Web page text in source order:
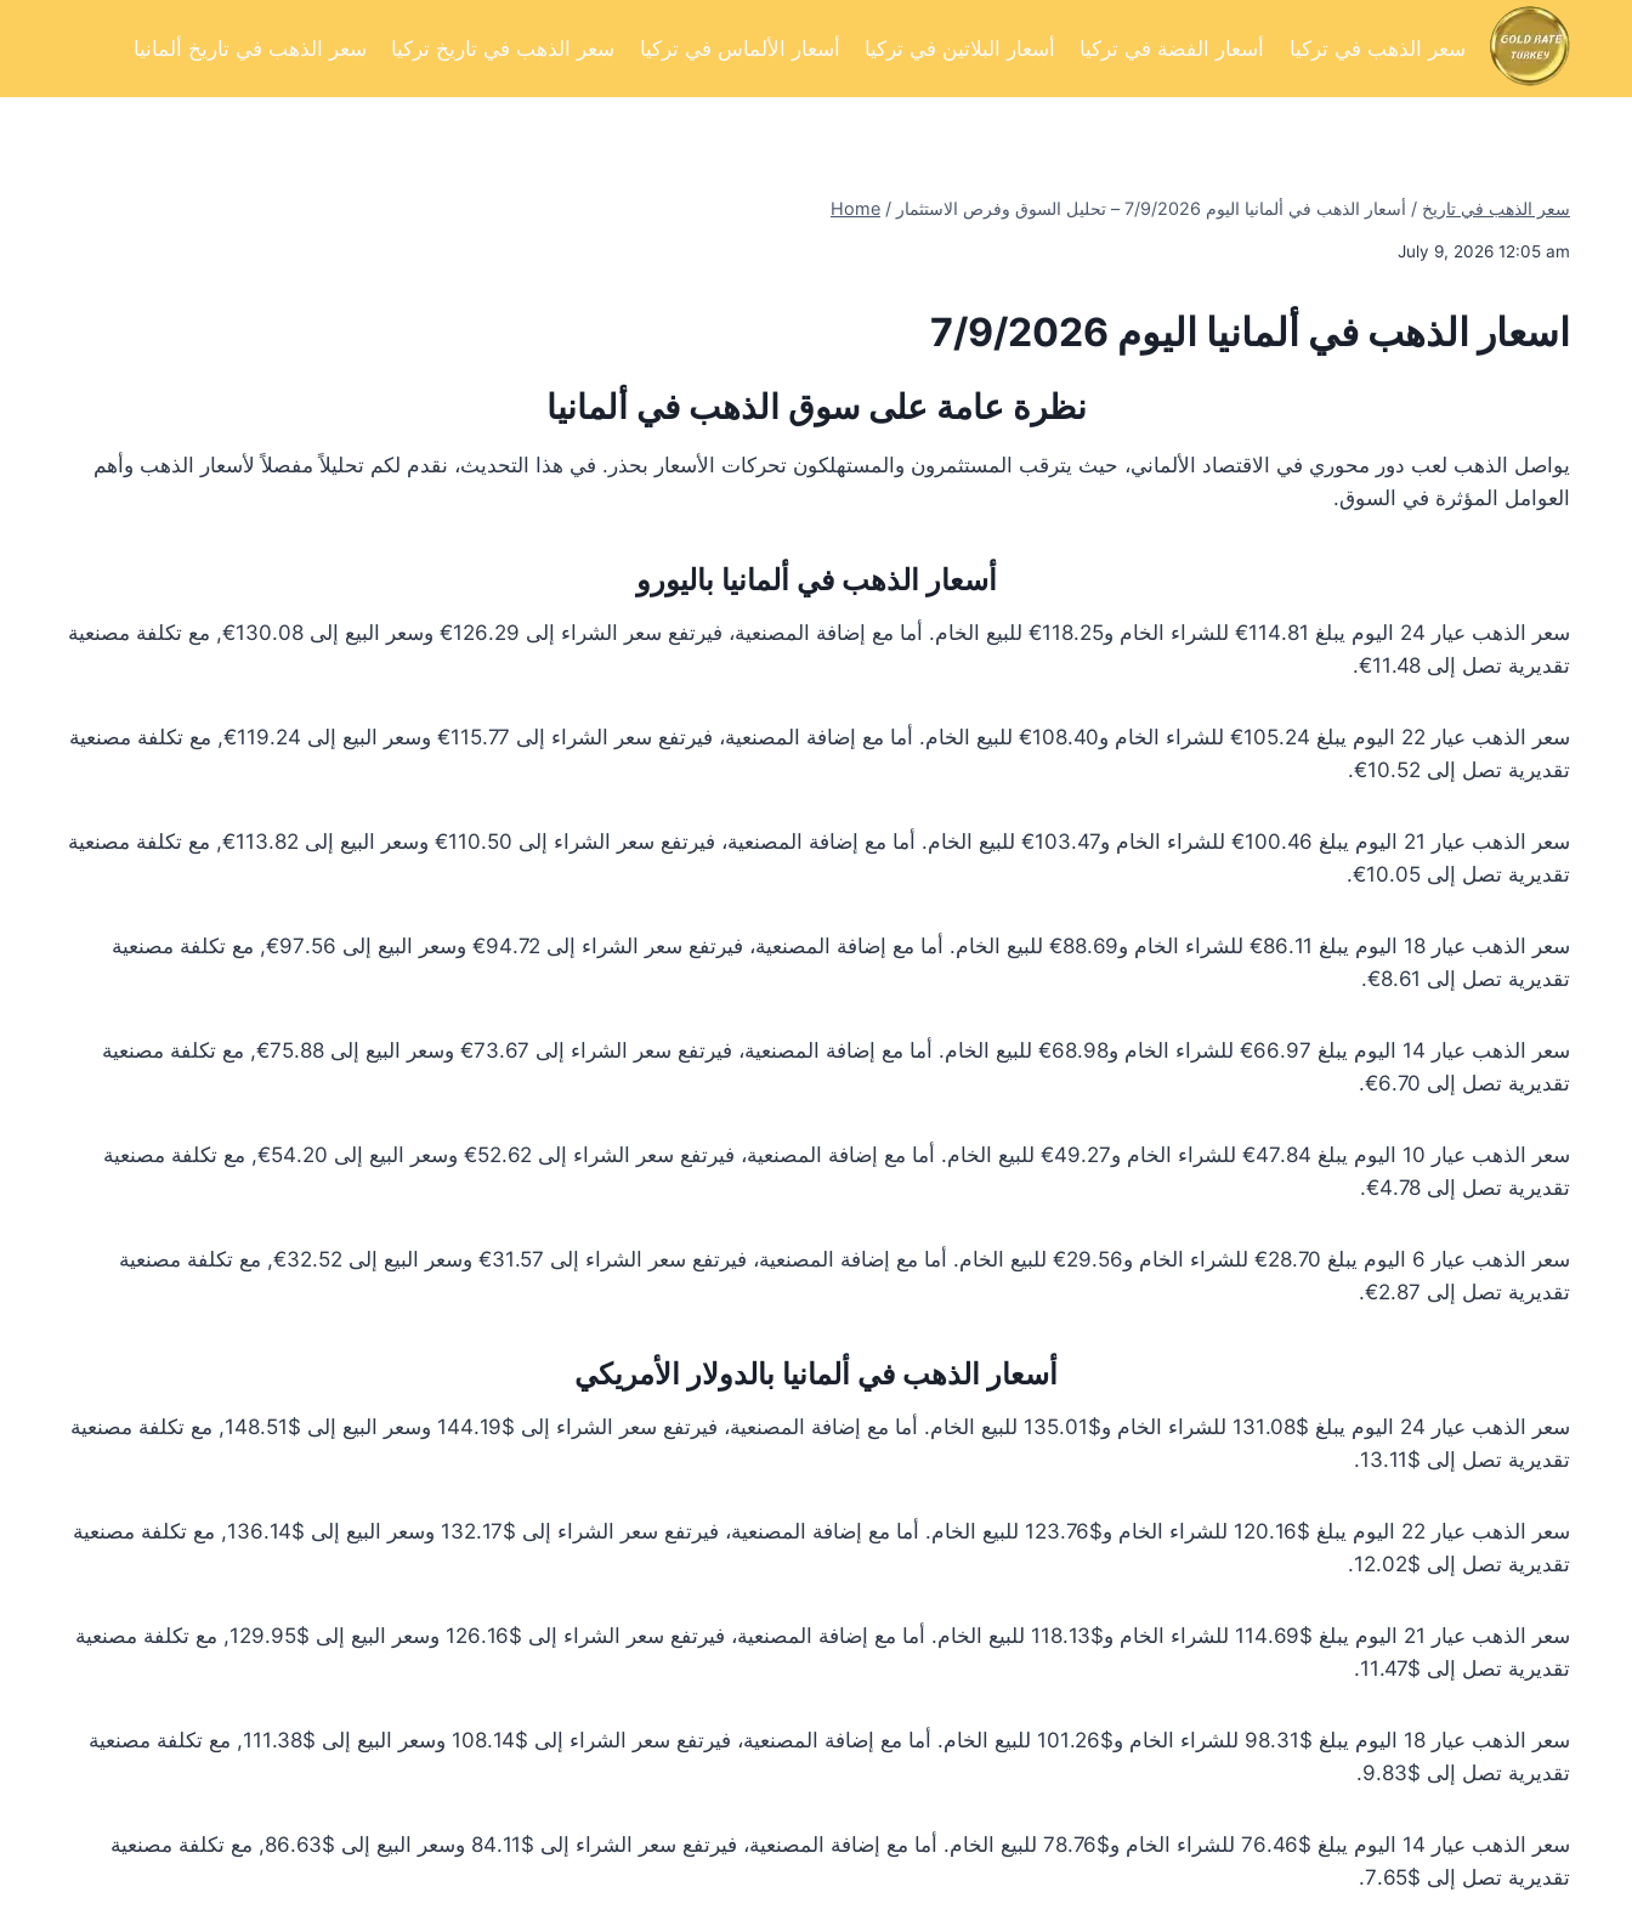
سعر الذهب في تاريخ ألمانيا سعر الذهب في تاريخ تركيا أسعار الألماس في تركيا أسعار البلاتين في تركيا أسعار الفضة في تركيا سعر الذهب في تركيا
Home / سعر الذهب في تاريخ / أسعار الذهب في ألمانيا اليوم 7/9/2026 – تحليل السوق وفرص الاستثمار
July 9, 2026 12:05 am
اسعار الذهب في ألمانيا اليوم 7/9/2026
نظرة عامة على سوق الذهب في ألمانيا
يواصل الذهب لعب دور محوري في الاقتصاد الألماني، حيث يترقب المستثمرون والمستهلكون تحركات الأسعار بحذر. في هذا التحديث، نقدم لكم تحليلاً مفصلاً لأسعار الذهب وأهم
العوامل المؤثرة في السوق.
أسعار الذهب في ألمانيا باليورو
سعر الذهب عيار 24 اليوم يبلغ 114.81€ للشراء الخام و118.25€ للبيع الخام. أما مع إضافة المصنعية، فيرتفع سعر الشراء إلى 126.29€ وسعر البيع إلى 130.08€, مع تكلفة مصنعية
تقديرية تصل إلى 11.48€.
سعر الذهب عيار 22 اليوم يبلغ 105.24€ للشراء الخام و108.40€ للبيع الخام. أما مع إضافة المصنعية، فيرتفع سعر الشراء إلى 115.77€ وسعر البيع إلى 119.24€, مع تكلفة مصنعية
تقديرية تصل إلى 10.52€.
سعر الذهب عيار 21 اليوم يبلغ 100.46€ للشراء الخام و103.47€ للبيع الخام. أما مع إضافة المصنعية، فيرتفع سعر الشراء إلى 110.50€ وسعر البيع إلى 113.82€, مع تكلفة مصنعية
تقديرية تصل إلى 10.05€.
سعر الذهب عيار 18 اليوم يبلغ 86.11€ للشراء الخام و88.69€ للبيع الخام. أما مع إضافة المصنعية، فيرتفع سعر الشراء إلى 94.72€ وسعر البيع إلى 97.56€, مع تكلفة مصنعية
تقديرية تصل إلى 8.61€.
سعر الذهب عيار 14 اليوم يبلغ 66.97€ للشراء الخام و68.98€ للبيع الخام. أما مع إضافة المصنعية، فيرتفع سعر الشراء إلى 73.67€ وسعر البيع إلى 75.88€, مع تكلفة مصنعية
تقديرية تصل إلى 6.70€.
سعر الذهب عيار 10 اليوم يبلغ 47.84€ للشراء الخام و49.27€ للبيع الخام. أما مع إضافة المصنعية، فيرتفع سعر الشراء إلى 52.62€ وسعر البيع إلى 54.20€, مع تكلفة مصنعية
تقديرية تصل إلى 4.78€.
سعر الذهب عيار 6 اليوم يبلغ 28.70€ للشراء الخام و29.56€ للبيع الخام. أما مع إضافة المصنعية، فيرتفع سعر الشراء إلى 31.57€ وسعر البيع إلى 32.52€, مع تكلفة مصنعية
تقديرية تصل إلى 2.87€.
أسعار الذهب في ألمانيا بالدولار الأمريكي
سعر الذهب عيار 24 اليوم يبلغ $131.08 للشراء الخام و$135.01 للبيع الخام. أما مع إضافة المصنعية، فيرتفع سعر الشراء إلى $144.19 وسعر البيع إلى $148.51, مع تكلفة مصنعية
تقديرية تصل إلى $13.11.
سعر الذهب عيار 22 اليوم يبلغ $120.16 للشراء الخام و$123.76 للبيع الخام. أما مع إضافة المصنعية، فيرتفع سعر الشراء إلى $132.17 وسعر البيع إلى $136.14, مع تكلفة مصنعية
تقديرية تصل إلى $12.02.
سعر الذهب عيار 21 اليوم يبلغ $114.69 للشراء الخام و$118.13 للبيع الخام. أما مع إضافة المصنعية، فيرتفع سعر الشراء إلى $126.16 وسعر البيع إلى $129.95, مع تكلفة مصنعية
تقديرية تصل إلى $11.47.
سعر الذهب عيار 18 اليوم يبلغ $98.31 للشراء الخام و$101.26 للبيع الخام. أما مع إضافة المصنعية، فيرتفع سعر الشراء إلى $108.14 وسعر البيع إلى $111.38, مع تكلفة مصنعية
تقديرية تصل إلى $9.83.
سعر الذهب عيار 14 اليوم يبلغ $76.46 للشراء الخام و$78.76 للبيع الخام. أما مع إضافة المصنعية، فيرتفع سعر الشراء إلى $84.11 وسعر البيع إلى $86.63, مع تكلفة مصنعية
تقديرية تصل إلى $7.65.